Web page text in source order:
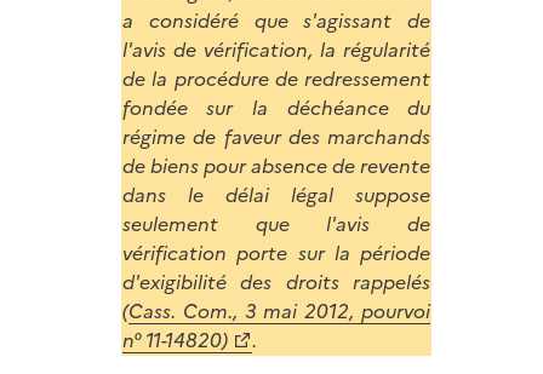
a considéré que s'agissant de
l'avis de vérification, la régularité
de la procédure de redressement
fondée sur la déchéance du
régime de faveur des marchands
de biens pour absence de revente
dans le délai légal suppose
seulement que l'avis de
vérification porte sur la période
d'exigibilité des droits rappelés
(Cass. Com., 3 mai 2012, pourvoi
n° 11-14820)
.